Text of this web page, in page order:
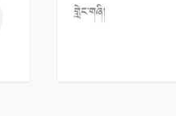
གླེང་གཞི།